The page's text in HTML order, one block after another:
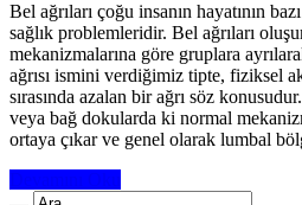
Bel ağrıları çoğu insanın hayatının
sağlık problemleridir. Bel ağrıları
mekanizmalarına göre gruplara
ağrısı ismini verdiğimiz tipte, fiziksel
sırasında azalan bir ağrı söz
veya bağ dokularda ki normal
ortaya çıkar ve genel olarak lumbal